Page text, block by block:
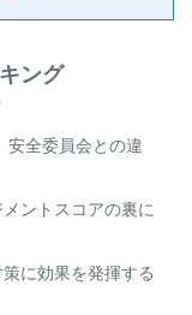
ング
安全委員会との違
ントスコアの裏に
に効果を発揮する